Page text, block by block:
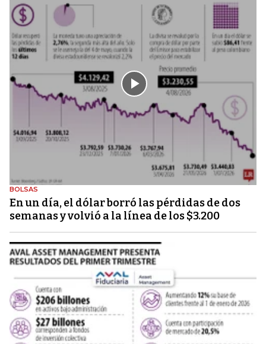
BOLSAS
En un día, el dólar borró las pérdidas de dos
semanas y volvió a la línea de los $3.200